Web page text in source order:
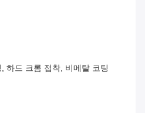
하드 크롬 접착, 비메탈 코팅